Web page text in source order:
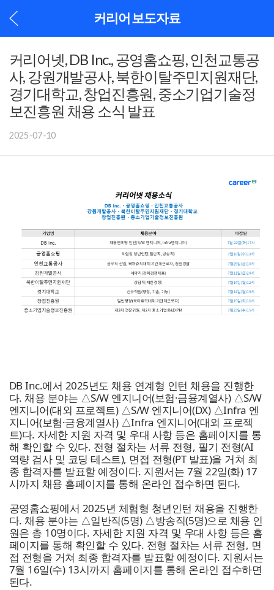
커리어 보도자료
커리어넷, DB Inc., 공영홈쇼핑, 인천교통공
사, 강원개발공사, 북한이탈주민지원재단,
경기대학교, 창업진흥원, 중소기업기술정
보진흥원 채용 소식 발표
2025-07-10
DB Inc.에서 2025년도 채용 연계형 인턴 채용을 진행한
다. 채용 분야는 △S/W 엔지니어(보험·금융계열사) △S/W
엔지니어(대외 프로젝트) △S/W 엔지니어(DX) △Infra 엔
지니어(보험·금융계열사) △Infra 엔지니어(대외 프로젝
트)다. 자세한 지원 자격 및 우대 사항 등은 홈페이지를 통
해 확인할 수 있다. 전형 절차는 서류 전형, 필기 전형(AI
역량 검사 및 코딩 테스트), 면접 전형(PT 발표)을 거쳐 최
종 합격자를 발표할 예정이다. 지원서는 7월 22일(화) 17
시까지 채용 홈페이지를 통해 온라인 접수하면 된다.
공영홈쇼핑에서 2025년 체험형 청년인턴 채용을 진행한
다. 채용 분야는 △일반직(5명) △방송직(5명)으로 채용 인
원은 총 10명이다. 자세한 지원 자격 및 우대 사항 등은 홈
페이지를 통해 확인할 수 있다. 전형 절차는 서류 전형, 면
접 전형을 거쳐 최종 합격자를 발표할 예정이다. 지원서는
7월 16일(수) 13시까지 홈페이지를 통해 온라인 접수하면
된다.